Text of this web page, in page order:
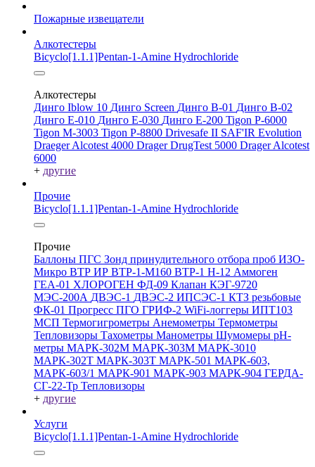
Пожарные извещатели
Алкотестеры
Bicyclo[1.1.1]Pentan-1-Amine Hydrochloride
Алкотестеры
Динго Iblow 10 Динго Screen Динго В-01 Динго В-02
Динго Е-010 Динго Е-030 Динго Е-200 Tigon P-6000
Tigon M-3003 Tigon P-8800 Drivesafe II SAF'IR Evolution
Draeger Alcotest 4000 Drager DrugTest 5000 Drager Alcotest
6000
+ другие
Прочие
Bicyclo[1.1.1]Pentan-1-Amine Hydrochloride
Прочие
Баллоны ПГС Зонд принудительного отбора проб ИЗО-
Микро ВТР ИР ВТР-1-М160 ВТР-1 Н-12 Аммоген
ГЕА-01 ХЛОРОГЕН ФД-09 Клапан КЭГ-9720
МЭС-200А ДВЭС-1 ДВЭС-2 ИПСЭС-1 КТЗ резьбовые
ФК-01 Прогресс ПГО ГРИФ-2 WiFi-логгеры ИПТ103
МСП Термогигрометры Анемометры Термометры
Тепловизоры Тахометры Манометры Шумомеры pH-
метры МАРК-302М МАРК-303М МАРК-3010
МАРК-302Т МАРК-303Т МАРК-501 МАРК-603,
МАРК-603/1 МАРК-901 МАРК-903 МАРК-904 ГЕРДА-
СГ-22-Тр Тепловизоры
+ другие
Услуги
Bicyclo[1.1.1]Pentan-1-Amine Hydrochloride